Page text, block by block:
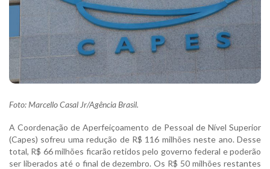
Foto: Marcello Casal Jr/Agência Brasil.
A Coordenação de Aperfeiçoamento de Pessoal de Nível Superior
(Capes) sofreu uma redução de R$ 116 milhões neste ano. Desse
total, R$ 66 milhões ficarão retidos pelo governo federal e poderão
ser liberados até o final de dezembro. Os R$ 50 milhões restantes